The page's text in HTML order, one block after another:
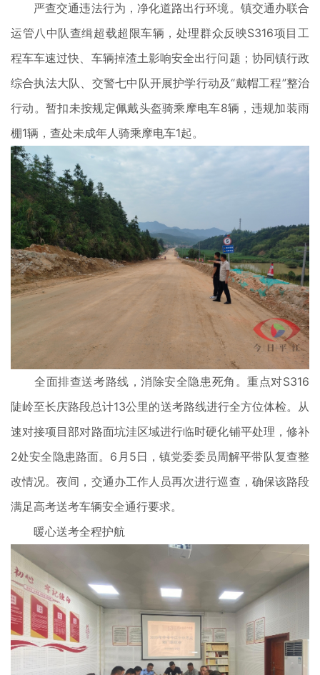
严查交通违法行为，净化道路出行环境。镇交通办联合
运管八中队查缉超载超限车辆，处理群众反映S316项目工
程车车速过快、车辆掉渣土影响安全出行问题；协同镇行政
综合执法大队、交警七中队开展护学行动及“戴帽工程”整治
行动。暂扣未按规定佩戴头盔骑乘摩电车8辆，违规加装雨
棚1辆，查处未成年人骑乘摩电车1起。
全面排查送考路线，消除安全隐患死角。重点对S316
陡岭至长庆路段总计13公里的送考路线进行全方位体检。从
速对接项目部对路面坑洼区域进行临时硬化铺平处理，修补
2处安全隐患路面。6月5日，镇党委委员周解平带队复查整
改情况。夜间，交通办工作人员再次进行巡查，确保该路段
满足高考送考车辆安全通行要求。
暖心送考全程护航